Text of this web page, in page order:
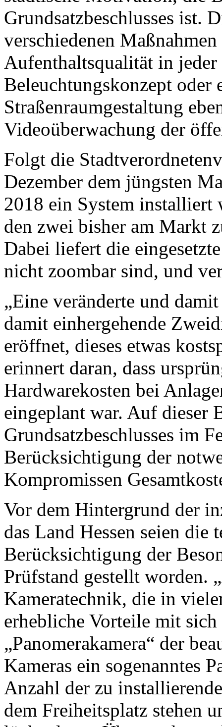
Grundsatzbeschlusses ist.
verschiedenen
Aufenthaltsqualität in
Beleuchtungskonzept oder
Straßenraumgestaltung
Videoüberwachung der
Folgt die
Dezember dem jüngsten
2018 ein System installiert
den zwei bisher am Markt
Dabei liefert die
nicht zoombar sind, und
„Eine veränderte und
damit einhergehende
eröffnet, dieses etwas
erinnert daran, dass
Hardwarekosten bei
eingeplant war. Auf dieser
Grundsatzbeschlusses im
Berücksichtigung der
Kompromissen
Vor dem Hintergrund der
das Land Hessen seien
Berücksichtigung der
Prüfstand gestellt worden.
Kameratechnik, die in
erhebliche Vorteile mit
„Panomerakamera“ der
Kameras ein sogenanntes
Anzahl der zu
dem Freiheitsplatz stehen